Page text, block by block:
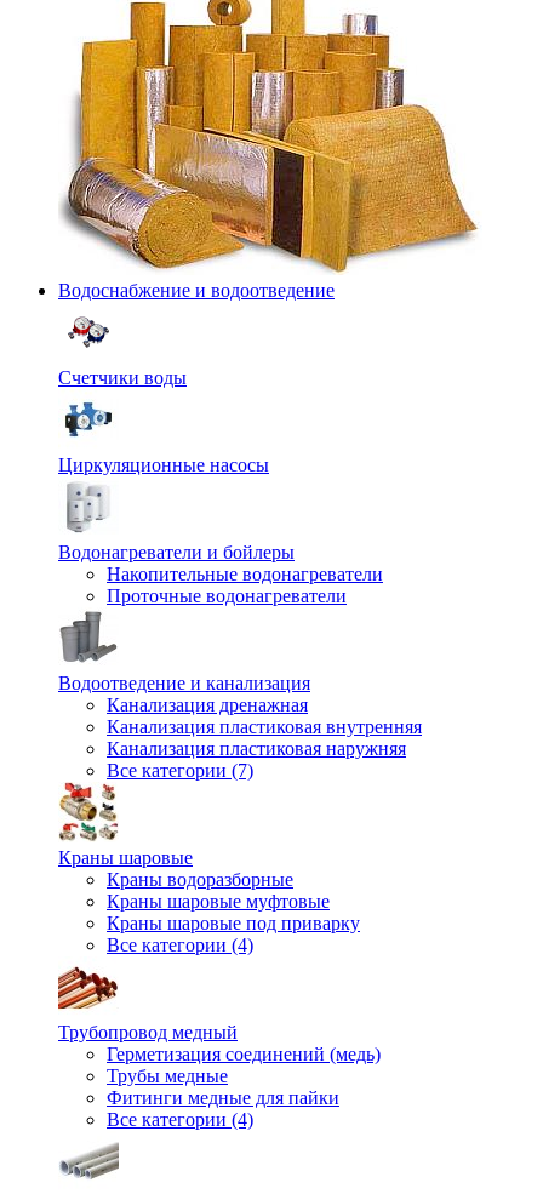
Водоснабжение и водоотведение
Счетчики воды
Циркуляционные насосы
Водонагреватели и бойлеры
Накопительные водонагреватели
Проточные водонагреватели
Водоотведение и канализация
Канализация дренажная
Канализация пластиковая внутренняя
Канализация пластиковая наружняя
Все категории (7)
Краны шаровые
Краны водоразборные
Краны шаровые муфтовые
Краны шаровые под приварку
Все категории (4)
Трубопровод медный
Герметизация соединений (медь)
Трубы медные
Фитинги медные для пайки
Все категории (4)